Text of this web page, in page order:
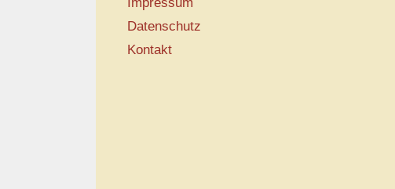
Datenschutz
Kontakt